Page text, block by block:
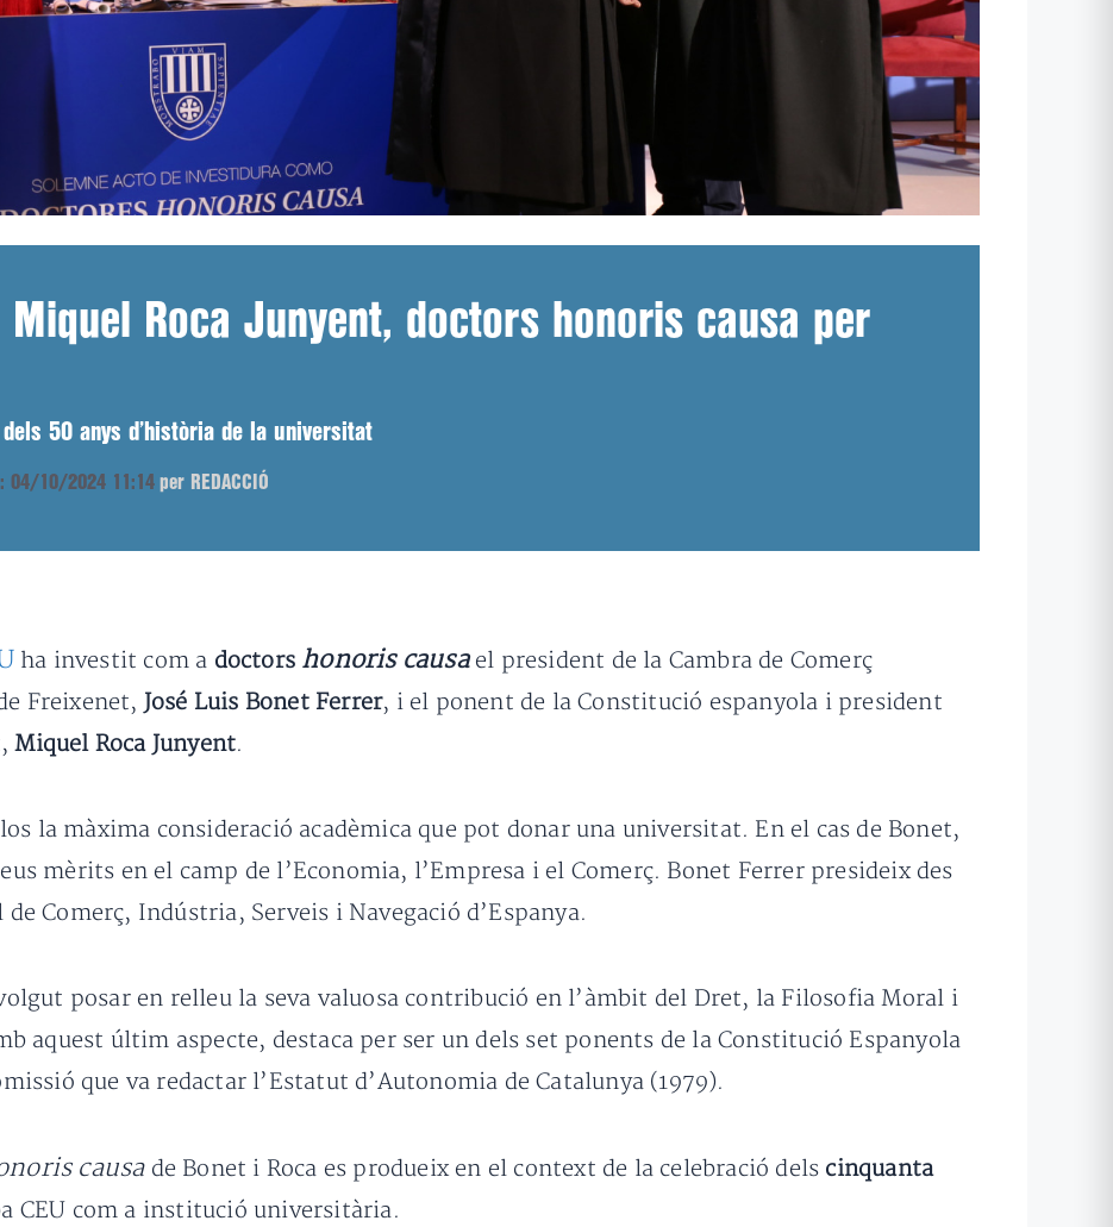
Roca Junyent, doctors honoris causa per
50 anys d’història de la universitat
04/10/2024 11:14 per REDACCIÓ
ha investit com a doctors honoris causa el president de la Cambra de Comerç
Freixenet, José Luis Bonet Ferrer, i el ponent de la Constitució espanyola i president
Miquel Roca Junyent.
la màxima consideració acadèmica que pot donar una universitat. En el cas de Bonet,
mèrits en el camp de l’Economia, l’Empresa i el Comerç. Bonet Ferrer presideix des
Comerç, Indústria, Serveis i Navegació d’Espanya.
volgut posar en relleu la seva valuosa contribució en l’àmbit del Dret, la Filosofia Moral i
aquest últim aspecte, destaca per ser un dels set ponents de la Constitució Espanyola
que va redactar l’Estatut d’Autonomia de Catalunya (1979).
causade Bonet i Roca es produeix en el context de la celebració dels cinquanta
CEU com a institució universitària.